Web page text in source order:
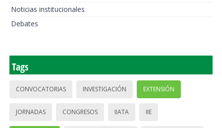
Noticias institucionales
Debates
Tags
CONVOCATORIAS INVESTIGACIÓN EXTENSIÓN
JORNADAS CONGRESOS IIATA IIE